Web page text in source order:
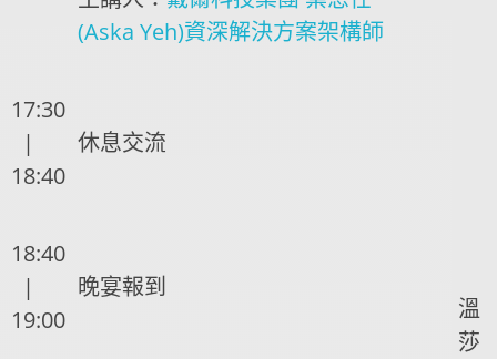
(Aska Yeh)資深解決方案架構師
17:30
|
18:40
休息交流
18:40
|
19:00
晚宴報到
溫
莎